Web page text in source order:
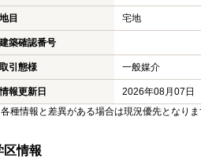
地目 宅地
建築確認番号
取引態様 一般媒介
情報更新日 2026年08月07日
種情報と差異がある場合は現況優先となりま
区情報